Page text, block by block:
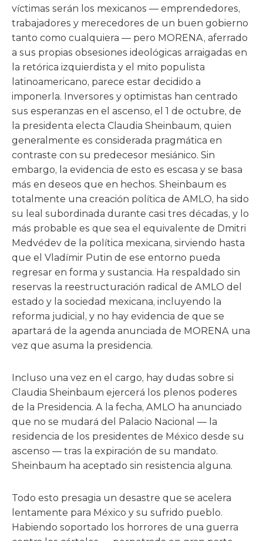
víctimas serán los mexicanos — emprendedores,
trabajadores y merecedores de un buen gobierno
tanto como cualquiera — pero MORENA, aferrado
a sus propias obsesiones ideológicas arraigadas en
la retórica izquierdista y el mito populista
latinoamericano, parece estar decidido a
imponerla. Inversores y optimistas han centrado
sus esperanzas en el ascenso, el 1 de octubre, de
la presidenta electa Claudia Sheinbaum, quien
generalmente es considerada pragmática en
contraste con su predecesor mesiánico. Sin
embargo, la evidencia de esto es escasa y se basa
más en deseos que en hechos. Sheinbaum es
totalmente una creación política de AMLO, ha sido
su leal subordinada durante casi tres décadas, y lo
más probable es que sea el equivalente de Dmitri
Medvédev de la política mexicana, sirviendo hasta
que el Vladímir Putin de ese entorno pueda
regresar en forma y sustancia. Ha respaldado sin
reservas la reestructuración radical de AMLO del
estado y la sociedad mexicana, incluyendo la
reforma judicial, y no hay evidencia de que se
apartará de la agenda anunciada de MORENA una
vez que asuma la presidencia.
Incluso una vez en el cargo, hay dudas sobre si
Claudia Sheinbaum ejercerá los plenos poderes
de la Presidencia. A la fecha, AMLO ha anunciado
que no se mudará del Palacio Nacional — la
residencia de los presidentes de México desde su
ascenso — tras la expiración de su mandato.
Sheinbaum ha aceptado sin resistencia alguna.
Todo esto presagia un desastre que se acelera
lentamente para México y su sufrido pueblo.
Habiendo soportado los horrores de una guerra